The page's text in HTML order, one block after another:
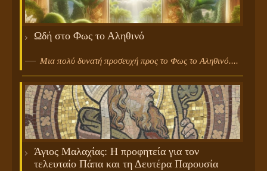
Ωδή στο Φως το Αληθινό
Μια πολύ δυνατή προσευχή προς το Φως το Αληθινό....
Άγιος Μαλαχίας: Η προφητεία για τον
τελευταίο Πάπα και τη Δευτέρα Παρουσία